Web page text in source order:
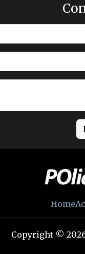
Home
Copyright ©